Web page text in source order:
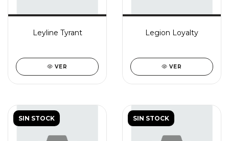
Leyline Tyrant
VER
Legion Loyalty
VER
SIN STOCK SIN STOCK